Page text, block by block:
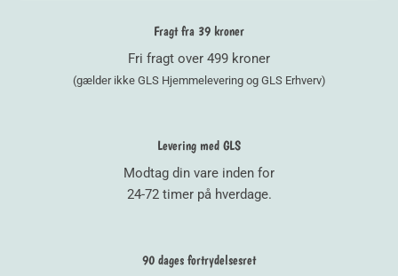
Fragt fra 39 kroner
Fri fragt over 499 kroner
(gælder ikke GLS Hjemmelevering og GLS Erhverv)
Levering med GLS
Modtag din vare inden for
24-72 timer på hverdage.
90 dages fortrydelsesret